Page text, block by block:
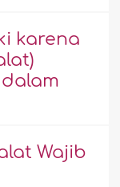
karena
Wajib